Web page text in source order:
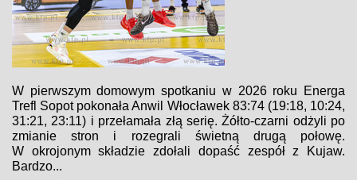
W pierwszym domowym spotkaniu w 2026 roku Energa
Trefl Sopot pokonała Anwil Włocławek 83:74 (19:18, 10:24,
31:21, 23:11) i przełamała złą serię. Żółto-czarni odżyli po
zmianie stron i rozegrali świetną drugą połowę.
W okrojonym składzie zdołali dopaść zespół z Kujaw.
Bardzo...